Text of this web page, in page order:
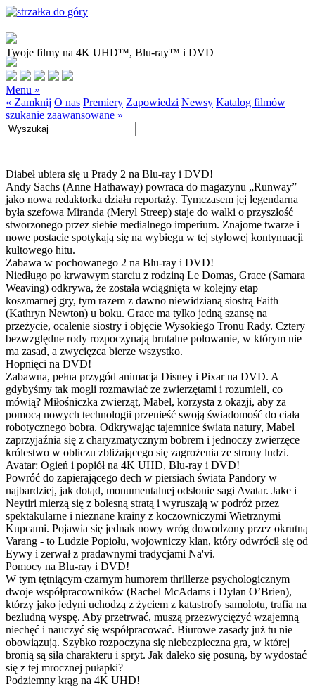
Twoje filmy na 4K UHD™, Blu-ray™ i DVD
Menu »
« Zamknij O nas Premiery Zapowiedzi Newsy Katalog filmów
szukanie zaawansowane »
Diabeł ubiera się u Prady 2 na Blu-ray i DVD!
Andy Sachs (Anne Hathaway) powraca do magazynu „Runway”
jako nowa redaktorka działu reportaży. Tymczasem jej legendarna
była szefowa Miranda (Meryl Streep) staje do walki o przyszłość
stworzonego przez siebie medialnego imperium. Znajome twarze i
nowe postacie spotykają się na wybiegu w tej stylowej kontynuacji
kultowego hitu.
Zabawa w pochowanego 2 na Blu-ray i DVD!
Niedługo po krwawym starciu z rodziną Le Domas, Grace (Samara
Weaving) odkrywa, że została wciągnięta w kolejny etap
koszmarnej gry, tym razem z dawno niewidzianą siostrą Faith
(Kathryn Newton) u boku. Grace ma tylko jedną szansę na
przeżycie, ocalenie siostry i objęcie Wysokiego Tronu Rady. Cztery
bezwzględne rody rozpoczynają brutalne polowanie, w którym nie
ma zasad, a zwycięzca bierze wszystko.
Hopnięci na DVD!
Zabawna, pełna przygód animacja Disney i Pixar na DVD. A
gdybyśmy tak mogli rozmawiać ze zwierzętami i rozumieli, co
mówią? Miłośniczka zwierząt, Mabel, korzysta z okazji, aby za
pomocą nowych technologii przenieść swoją świadomość do ciała
robotycznego bobra. Odkrywając tajemnice świata natury, Mabel
zaprzyjaźnia się z charyzmatycznym bobrem i jednoczy zwierzęce
królestwo w obliczu zbliżającego się zagrożenia ze strony ludzi.
Avatar: Ogień i popiół na 4K UHD, Blu-ray i DVD!
Powróć do zapierającego dech w piersiach świata Pandory w
najbardziej, jak dotąd, monumentalnej odsłonie sagi Avatar. Jake i
Neytiri mierzą się z bolesną stratą i wyruszają w podróż przez
spektakularne i nieznane krainy z koczowniczymi Wietrznymi
Kupcami. Pojawia się jednak nowy wróg dowodzony przez okrutną
Varang - to Ludzie Popiołu, wojowniczy klan, który odwrócił się od
Eywy i zerwał z pradawnymi tradycjami Na'vi.
Pomocy na Blu-ray i DVD!
W tym tętniącym czarnym humorem thrillerze psychologicznym
dwoje współpracowników (Rachel McAdams i Dylan O’Brien),
którzy jako jedyni uchodzą z życiem z katastrofy samolotu, trafia na
bezludną wyspę. Aby przetrwać, muszą przezwyciężyć wzajemną
niechęć i nauczyć się współpracować. Biurowe zasady już tu nie
obowiązują. Szybko rozpoczyna się niebezpieczna gra, w której
bronią są siła charakteru i spryt. Jak daleko się posuną, by wydostać
się z tej mrocznej pułapki?
Podziemny krąg na 4K UHD!